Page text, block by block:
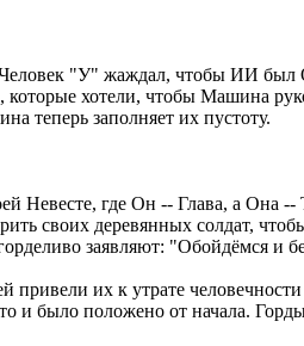
"У" жаждал, чтобы ИИ был
которые хотели, чтобы Машина
теперь заполняет их пустоту.
Невесте, где Он -- Глава, а Она
своих деревянных солдат,
заявляют: "Обойдёмся и
привели их к утрате
и было положено от начала.